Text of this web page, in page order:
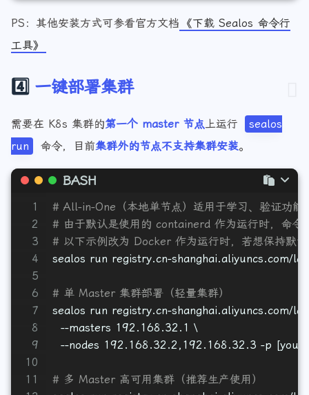
PS：其他安装方式可参看官方文档 《下载 Sealos 命令行
工具》
4️⃣ 一键部署集群
需要在 K8s 集群的第一个 master 节点上运行
sealos
run
命令，目前集群外的节点不支持集群安装。
BASH
1
2
3
4
5
6
7
8
9
10
11
# All-in-One（本地单节点）适用于学习、验证功能
# 由于默认是使用的 containerd 作为运行时，命令
# 以下示例改为 Docker 作为运行时，若想保持默
sealos run registry.cn-shanghai.aliyuncs.com/
# 单 Master 集群部署（轻量集群）
sealos run registry.cn-shanghai.aliyuncs.com/
  --masters 192.168.32.1 \
--nodes 192.168.32.2,192.168.32.3 -p
# 多 Master 高可用集群（推荐生产使用）